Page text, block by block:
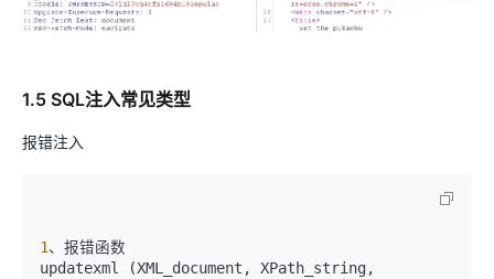
1.5 SQL注入常见类型
报错注入
1、报错函数
updatexml (XML_document, XPath_string,